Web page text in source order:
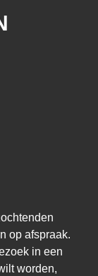
op afspraak.
in een
worden,